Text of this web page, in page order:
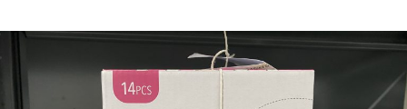
Nachgefragt zu ...